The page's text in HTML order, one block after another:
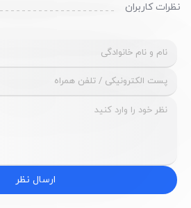
نظرات کاربران
ارسال نظر